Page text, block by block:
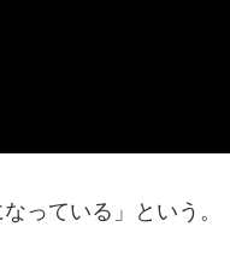
っている」という。